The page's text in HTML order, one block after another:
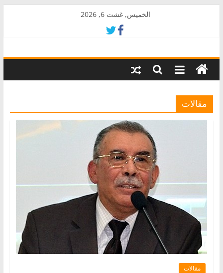
الخميس, غشت 6, 2026
AkalPress
منبر
المغرب
مقالات
مقالات